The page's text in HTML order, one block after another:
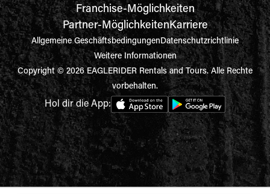
Franchise-Möglichkeiten
Partner-MöglichkeitenKarriere
Allgemeine GeschäftsbedingungenDatenschutzrichtlinie
Weitere Informationen
Copyright © 2026 EAGLERIDER Rentals and Tours. Alle Rechte
vorbehalten.
Hol dir die App: